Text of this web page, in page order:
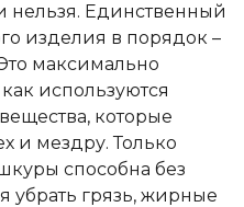
нельзя. Единственный
изделия в порядок –
максимально
используются
которые
и мездру. Только
способна без
грязь, жирные